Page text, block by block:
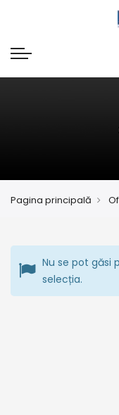
Pagina principală
Nu se pot găsi
selecția.